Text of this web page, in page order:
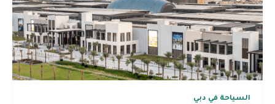
السياحة في دبي